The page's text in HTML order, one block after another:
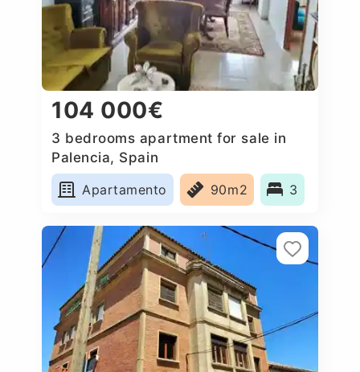
104 000€
3 bedrooms apartment for sale in
Palencia, Spain
Apartamento
90m2 3